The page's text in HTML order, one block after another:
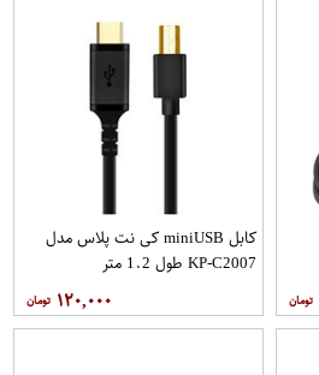
کابل miniUSB کی نت پلاس مدل
KP-C2007 طول 1.2 متر
۱۲۰,۰۰۰